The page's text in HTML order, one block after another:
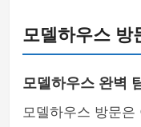
모델하우스 방
모델하우스 완벽
모델하우스 방문은